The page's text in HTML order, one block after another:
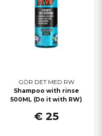
GÖR DET MED RW
Shampoo with rinse
500ML (Do it with RW)
€ 25